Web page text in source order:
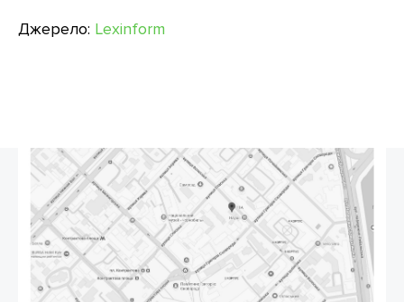
Джерело: Lexinform